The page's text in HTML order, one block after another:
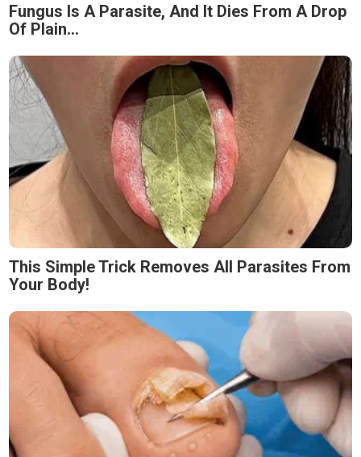
Fungus Is A Parasite, And It Dies From A Drop
Of Plain...
This Simple Trick Removes All Parasites From
Your Body!